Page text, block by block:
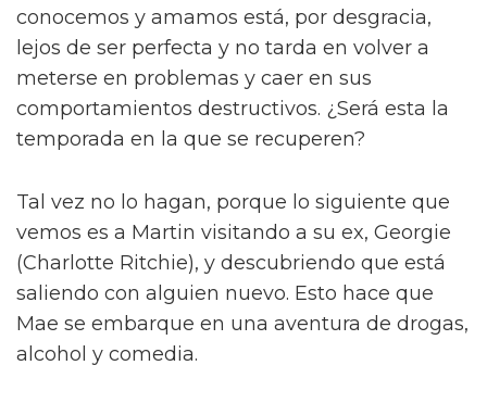
conocemos y amamos está, por desgracia,
lejos de ser perfecta y no tarda en volver a
meterse en problemas y caer en sus
comportamientos destructivos. ¿Será esta la
temporada en la que se recuperen?
Tal vez no lo hagan, porque lo siguiente que
vemos es a Martin visitando a su ex, Georgie
(Charlotte Ritchie), y descubriendo que está
saliendo con alguien nuevo. Esto hace que
Mae se embarque en una aventura de drogas,
alcohol y comedia.